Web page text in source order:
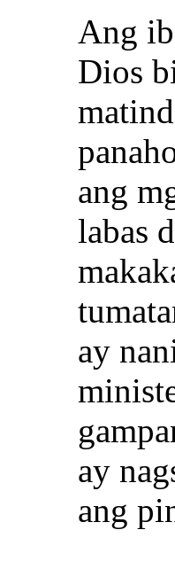
Ang
Dios
ang
labas
ay
ay
ang